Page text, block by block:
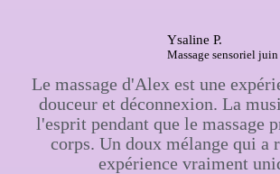
Ysaline P.
Massage sensoriel
Le massage d'Alex est une
douceur et déconnexion. La
l'esprit pendant que le massage
corps. Un doux mélange qui a
expérience vraiment